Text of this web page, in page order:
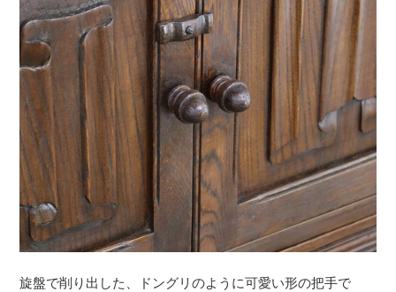
旋盤で削り出した、ドングリのように可愛い形の把手で